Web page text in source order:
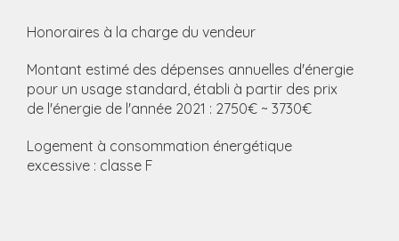
Honoraires à la charge du vendeur
Montant estimé des dépenses annuelles d'énergie
pour un usage standard, établi à partir des prix
de l'énergie de l'année 2021 : 2750€ ~ 3730€
Logement à consommation énergétique
excessive : classe F